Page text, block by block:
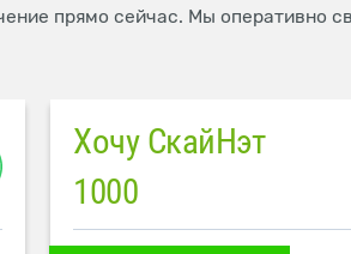
прямо сейчас. Мы оперативно
Хочу СкайНэт
1000